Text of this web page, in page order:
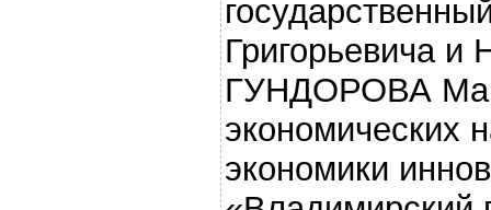
Григорьевича и
ГУНДОРОВА
экономических
экономики